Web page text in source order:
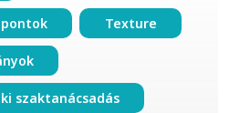
Texture
szaktanácsadás